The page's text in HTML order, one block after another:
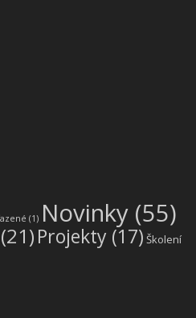
(1) Novinky (55)
Projekty (17) Školení